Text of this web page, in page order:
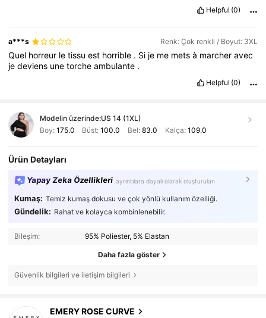
Helpful (0)
a***s Renk: Çok renkli / Boyut: 3XL
Quel horreur letissuest horrible . Si je me metsà marcheravec
jedeviens unetorcheambulante .
Helpful (0)
Modelin üzerinde:US 14 (1XL)
Boy: 175.0 Büst:100.0 Bel: 83.0 Kalça: 109.0
Ürün Detayları
Yapay Zeka Özellikleri ayrıntılara dayalı olarak oluşturulan
Kumaş: Temiz kumaş dokusu ve çok yönlü kullanım özelliği.
Gündelik: Rahat ve kolayca kombinlenebilir.
Bileşim: 95% Poliester, 5% Elastan
Daha fazla göster
Güvenlik bilgileri ve iletişim bilgileri
EMERY ROSE CURVE
4,81
1M Takipçiler